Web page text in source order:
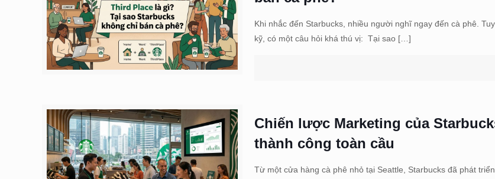
Khi nhắc đến Starbucks, nhiều người nghĩ ngay đến cà phê.
kỹ, có một câu hỏi khá thú vị: Tại sao […]
Chiến lược Marketing của
thành công toàn cầu
Từ một cửa hàng cà phê nhỏ tại Seattle, Starbucks đã phát